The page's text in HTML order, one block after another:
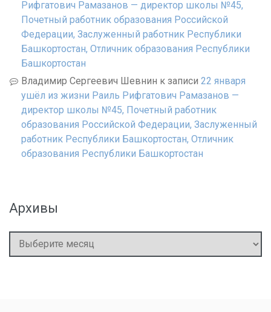
Рифгатович Рамазанов — директор школы №45,
Почетный работник образования Российской
Федерации, Заслуженный работник Республики
Башкортостан, Отличник образования Республики
Башкортостан
Владимир Сергеевич Шевнин к записи 22 января
ушёл из жизни Раиль Рифгатович Рамазанов —
директор школы №45, Почетный работник
образования Российской Федерации, Заслуженный
работник Республики Башкортостан, Отличник
образования Республики Башкортостан
Архивы
Архивы